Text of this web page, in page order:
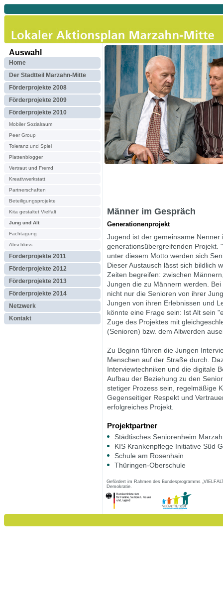
Auswahl
Home
Der Stadtteil Marzahn-Mitte
Förderprojekte 2008
Förderprojekte 2009
Förderprojekte 2010
Mobiler Sozialraum
Peer Group
Toleranz und Spiel
Plattenblogger
Vertraut und Fremd
Kreativwerkstatt
Partnerschaften
Beteiligungsprojekte
Kita gestaltet Vielfalt
Jung und Alt
Fachtagung
Abschluss
Förderprojekte 2011
Förderprojekte 2012
Förderprojekte 2013
Förderprojekte 2014
Netzwerk
Kontakt
Männer im Gespräch
Generationenprojekt
Jugend ist der gemeinsame Nenner
generationsübergreifenden Projekt.
unter diesem Motto werden sich
Dieser Austausch lässt sich bildlich
Zeiten begreifen: zwischen
Jungen die zu Männern werden.
nicht nur die Senioren von ihrer
Jungen von ihren Erlebnissen und
könnte eine Frage sein: Ist Alt sein
Zuge des Projektes mit
(Senioren) bzw. dem Altwerden
Zu Beginn führen die Jungen
Menschen auf der Straße durch.
Interviewtechniken und die digitale
Aufbau der Beziehung zu den
stetiger Prozess sein, regelmäßige
Gegenseitiger Respekt und
erfolgreiches Projekt.
Projektpartner
Städtisches Seniorenheim
KIS Krankenpflege Initiative Süd
Schule am Rosenhain
Thüringen-Oberschule
Gefördert im Rahmen des Bundesprogramms
Demokratie.